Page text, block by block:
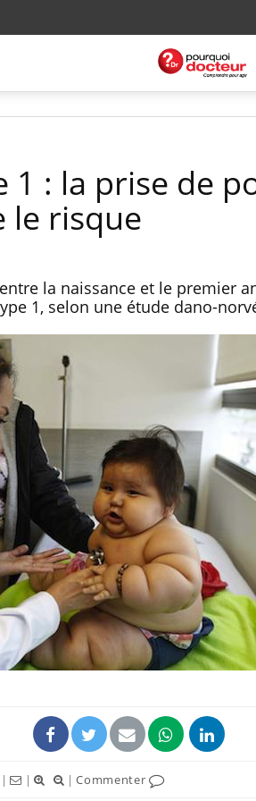
1 : la prise de
le risque
la naissance et le premier
1, selon une étude dano-
| | |Commenter
VIH : la fin du comprimé
tous les jours se profile-t-
elle enfin ?
Pourquoi votre ventre
gâche-t-il les premiers
jours de vos vacances ?
Fortes chaleurs :
pourquoi le risque de